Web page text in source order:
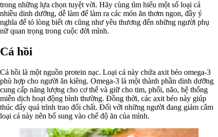
trong những lựa chọn tuyệt vời. Hãy cùng tìm hiểu một số loại cá
nhiều dinh dưỡng, dễ làm để làm ra các món ăn thơm ngon, đầy ý
nghĩa để tỏ lòng biết ơn cũng như yêu thương đến những người phụ
nữ quan trọng trong cuộc đời mình.
Cá hồi
Cá hồi là một nguồn protein nạc. Loại cá này chứa axit béo omega-3
phù hợp cho người ăn kiêng. Omega-3 là một thành phần dinh dưỡng
cung cấp năng lượng cho cơ thể và giữ cho tim, phổi, não, hệ thống
miễn dịch hoạt động bình thường. Đồng thời, các axit béo này giúp
thúc đẩy quá trình trao đổi chất. Đối với những người đang giảm câm
loại cá này nên bổ sung vào chế độ ăn của mình.